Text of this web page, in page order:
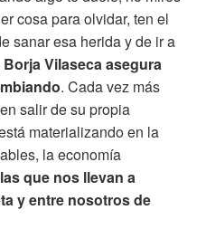
cosa para olvidar, ten el
sanar esa herida y de ir a
Borja Vilaseca asegura
. Cada vez más
salir de su propia
materializando en la
la economía
que nos llevan a
y entre nosotros de